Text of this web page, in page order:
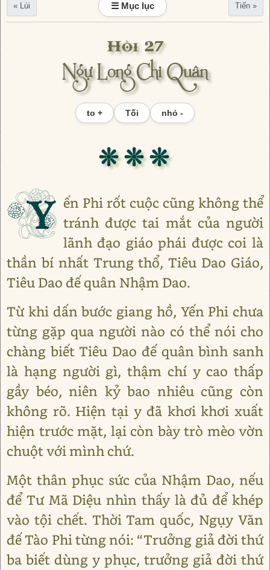
« Lùi ☰ Mục lục Tiến »
Hồi 27
Ngự Long Chi Quân
to + Tối nhỏ -
❊ ❊ ❊
Y ến Phi rốt cuộc cũng không thể
tránh được tai mắt của người
lãnh đạo giáo phái được coi là
thần bí nhất Trung thổ, Tiêu Dao Giáo,
Tiêu Dao đế quân Nhậm Dao.
Từ khi dấn bước giang hồ, Yến Phi chưa
từng gặp qua người nào có thể nói cho
chàng biết Tiêu Dao đế quân bình sanh
là hạng người gì, thậm chí y cao thấp
gầy béo, niên kỷ bao nhiêu cũng còn
không rõ. Hiện tại y đã khơi khơi xuất
hiện trước mặt, lại còn bày trò mèo vờn
chuột với mình chứ.
Một thân phục sức của Nhậm Dao, nếu
để Tư Mã Diệu nhìn thấy là đủ để khép
vào tội chết. Thời Tam quốc, Ngụy Văn
đế Tào Phi từng nói: “Trưởng giả đời thứ
ba biết dùng y phục, trưởng giả đời thứ